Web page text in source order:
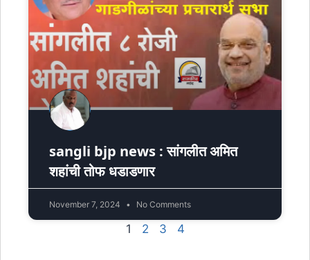
sangli bjp news : सांगलीत अमित
शहांची तोफ धडाडणार
November 7, 2024 No Comments
1 2 3 4